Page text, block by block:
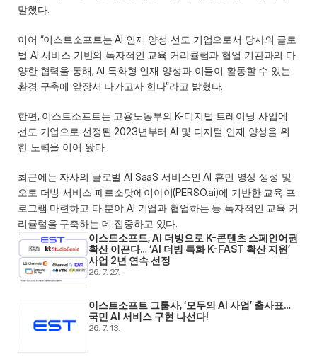
말했다.
이어 “이스트소프트는 AI 인재 양성 선도 기업으로서 당사의 글로
벌 AI 서비스 기반의 독자적인 교육 커리큘럼과 협업 기관과의 다
양한 협력을 통해, AI 특화형 인재 양성과 이들이 활동할 수 있는
환경 구축에 앞장서 나가고자 한다”라고 밝혔다.
한편, 이스트소프트는 고용노동부의 K-디지털 트레이닝 사업에
선도 기업으로 선정된 2023년부터 AI 및 디지털 인재 양성을 위
한 노력을 이어 왔다.
최근에는 자사의 글로벌 AI SaaS 서비스인 AI 휴먼 영상 생성 및
오토 더빙 서비스 페르소닷에이아이(PERSO.ai)에 기반한 교육 프
로그램 마련하고 타 분야 AI 기업과 협업하는 등 독자적인 교육 커
리큘럼을 구축하는 데 집중하고 있다.
이스트소프트, AI 더빙으로 K-콘텐츠 스페인어권
확산 이끈다… ‘AI 더빙 특화 K-FAST 확산 지원’
사업 2년 연속 선정
26. 7. 27.
이스트소프트 그룹사, ‘모두의 AI 사업’ 출사표…
국민 AI 서비스 구현 나선다!
26. 7. 13.